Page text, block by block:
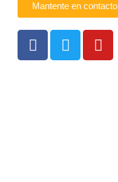
Mantente en contacto